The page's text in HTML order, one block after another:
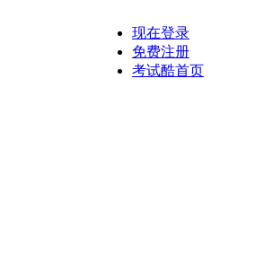
现在登录
免费注册
考试酷首页